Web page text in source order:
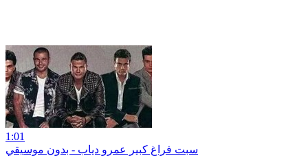
1:01
سبت فراغ كبير عمرو دياب - بدون موسيقي